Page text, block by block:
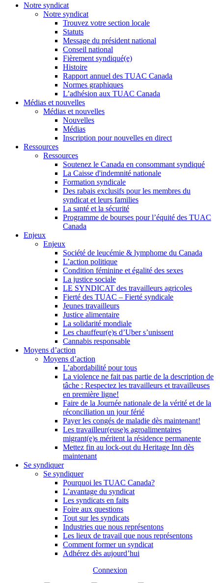
Notre syndicat
Notre syndicat
Trouvez votre section locale
Statuts
Message du président national
Conseil national
Fièrement syndiqué(e)
Histoire
Rapport annuel des TUAC Canada
Normes graphiques
L’adhésion aux TUAC Canada
Médias et nouvelles
Médias et nouvelles
Nouvelles
Médias
Inscription pour nouvelles en direct
Ressources
Ressources
Soutenez le Canada en consommant syndiqué
La Caisse d'indemnité nationale
Formation syndicale
Des rabais exclusifs pour les membres du
syndicat et leurs families
La santé et la sécurité
Programme de bourses pour l’équité des TUAC
Canada
Enjeux
Enjeux
Société de leucémie & lymphome du Canada
L’action politique
Condition féminine et égalité des sexes
La justice sociale
LE SYNDICAT des travailleurs agricoles
Fierté des TUAC – Fierté syndicale
Jeunes travailleurs
Justice alimentaire
La solidarité mondiale
Les chauffeur(e)s d’Uber s’unissent
Cannabis responsable
Moyens d’action
Moyens d’action
L’abordabilité pour tous
La violence ne fait pas partie de la description de
tâche : Respectez les travailleurs et travailleuses
en première ligne!
Faire de la Journée nationale de la vérité et de la
réconciliation un jour férié
Payer les congés de maladie dès maintenant!
Les travailleur(euse)s agroalimentaires
migrant(e)s méritent la résidence permanente
Mettez fin au lock-out du Heritage Inn dès
maintenant
Se syndiquer
Se syndiquer
Pourquoi les TUAC Canada?
L’avantage du syndicat
Les syndicats en faits
Foire aux questions
Tout sur les syndicats
Industries que nous représentons
Les lieux de travail que nous représentons
Comment former un syndicat
Adhérez dès aujourd’hui
Connexion